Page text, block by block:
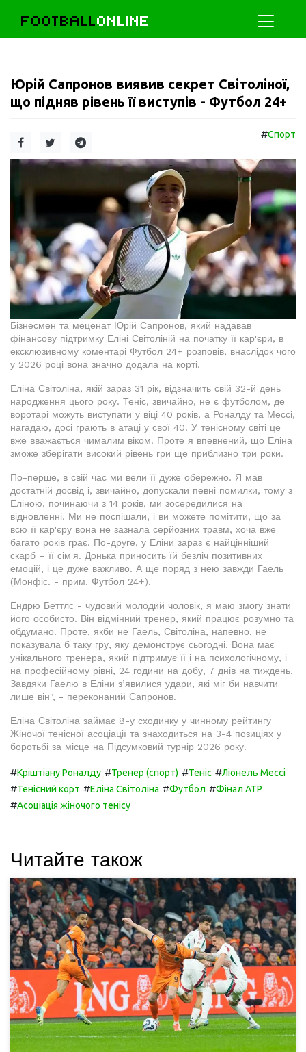
FOOTBALLONLINE
Юрій Сапронов виявив секрет Світоліної,
що підняв рівень її виступів - Футбол 24+
#Спорт
Бізнесмен та меценат Юрій Сапронов, який надавав
фінансову підтримку Еліні Світоліній на початку її кар'єри, в
ексклюзивному коментарі Футбол 24+ розповів, внаслідок чого
у 2026 році вона значно додала на корті.
Еліна Світоліна, якій зараз 31 рік, відзначить свій 32-й день
народження цього року. Теніс, звичайно, не є футболом, де
воротарі можуть виступати у віці 40 років, а Роналду та Мессі,
нагадаю, досі грають в атаці у свої 40. У тенісному світі це
вже вважається чималим віком. Проте я впевнений, що Еліна
зможе зберігати високий рівень гри ще приблизно три роки.
По-перше, в свій час ми вели її дуже обережно. Я мав
достатній досвід і, звичайно, допускали певні помилки, тому з
Еліною, починаючи з 14 років, ми зосередилися на
відновленні. Ми не поспішали, і ви можете помітити, що за
всю її кар'єру вона не зазнала серйозних травм, хоча вже
багато років грає. По-друге, у Еліни зараз є найцінніший
скарб – її сім'я. Донька приносить їй безліч позитивних
емоцій, і це дуже важливо. А ще поряд з нею завжди Гаель
(Монфіс. - прим. Футбол 24+).
Ендрю Беттлс - чудовий молодий чоловік, я маю змогу знати
його особисто. Він відмінний тренер, який працює розумно та
обдумано. Проте, якби не Гаель, Світоліна, напевно, не
показувала б таку гру, яку демонструє сьогодні. Вона має
унікального тренера, який підтримує її і на психологічному, і
на професійному рівні, 24 години на добу, 7 днів на тиждень.
Завдяки Гаелю в Еліни з’явилися удари, які міг би навчити
лише він", - переконаний Сапронов.
Еліна Світоліна займає 8-у сходинку у чинному рейтингу
Жіночої тенісної асоціації та знаходиться на 3-4 позиціях у
боротьбі за місце на Підсумковий турнір 2026 року.
#Кріштіану Роналду #Тренер (спорт) #Теніс #Ліонель Мессі
#Тенісний корт #Еліна Світоліна #Футбол #Фінал ATP
#Асоціація жіночого тенісу
Читайте також